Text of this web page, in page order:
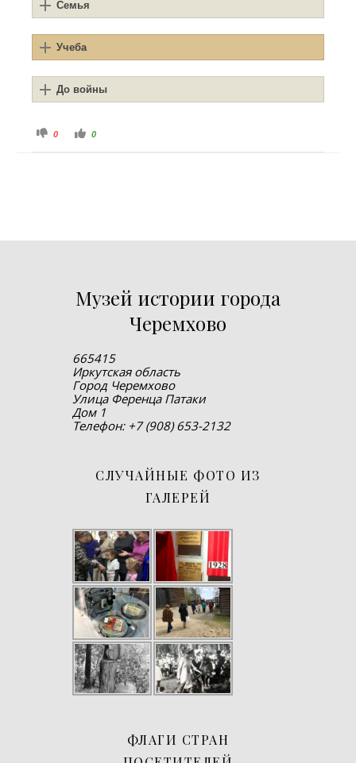
Семья
Учеба
До войны
Голосуйте - палец вниз.
0 Голосуйте - палец вверх.
0
Музей истории города
Черемхово
665415
Иркутская область
Город Черемхово
Улица Ференца Патаки
Дом 1
Телефон: +7 (908) 653-2132
СЛУЧАЙНЫЕ ФОТО ИЗ
ГАЛЕРЕЙ
ФЛАГИ СТРАН